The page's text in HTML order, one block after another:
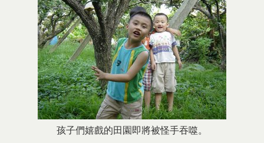
孩子們嬉戲的田園即將被怪手吞噬。